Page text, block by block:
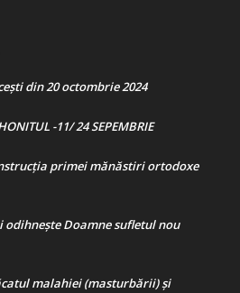
din 20 octombrie 2024
-11/ 24 SEPEMBRIE
primei mănăstiri ortodoxe
odihnește Doamne sufletul nou
malahiei (masturbării) şi